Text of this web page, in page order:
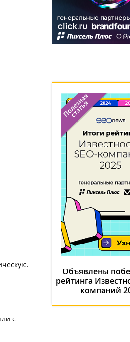
с
Объявлены
рейтинга
компаний